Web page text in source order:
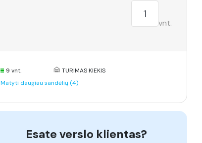
vnt.
9 vnt.
TURIMAS KIEKIS
Matyti daugiau sandėlių (4)
Esate verslo klientas?